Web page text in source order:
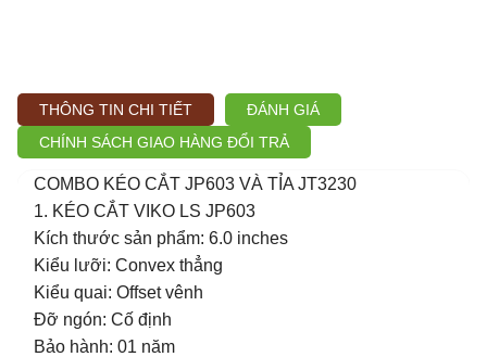
THÔNG TIN CHI TIẾT
ĐÁNH GIÁ
CHÍNH SÁCH GIAO HÀNG ĐỔI TRẢ
COMBO KÉO CẮT JP603 VÀ TỈA JT3230
1. KÉO CẮT VIKO LS JP603
Kích thước sản phẩm: 6.0 inches
Kiểu lưỡi: Convex thẳng
Kiểu quai: Offset vênh
Đỡ ngón: Cố định
Bảo hành: 01 năm